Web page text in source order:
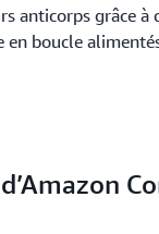
anticorps grâce à
boucle